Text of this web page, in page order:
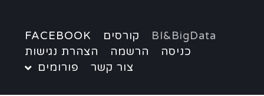
BI&BigData קורסים
FACEBOOK
כניסה
הרשמה
הצהרת נגישות
צור קשר
פורומים